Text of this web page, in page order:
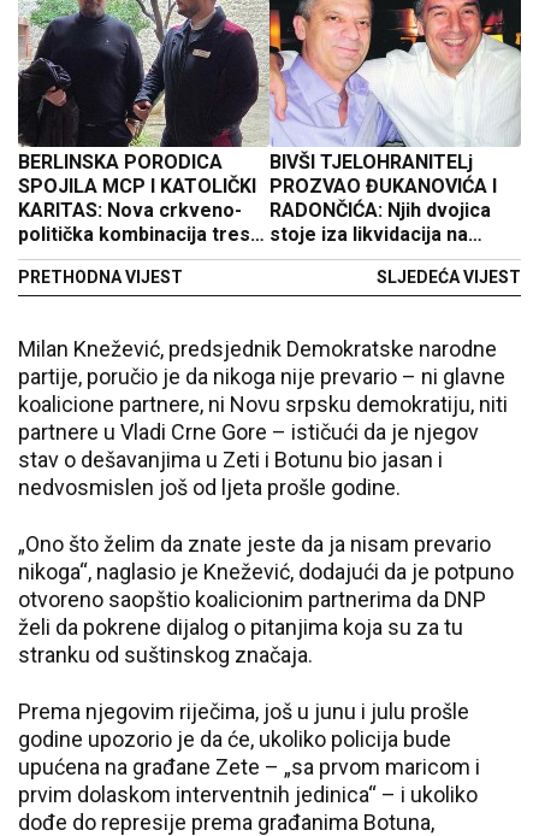
BERLINSKA PORODICA
SPOJILA MCP I KATOLIČKI
KARITAS: Nova crkveno-
politička kombinacija trese
Crnu Goru
PRETHODNA VIJEST
BIVŠI TJELOHRANITELj
PROZVAO ĐUKANOVIĆA I
RADONČIĆA: Njih dvojica
stoje iza likvidacija na
Balkanu i vođe su narko
SLJEDEĆA VIJEST
Milan Knežević, predsjednik Demokratske narodne
partije, poručio je da nikoga nije prevario – ni glavne
koalicione partnere, ni Novu srpsku demokratiju, niti
partnere u Vladi Crne Gore – ističući da je njegov
stav o dešavanjima u Zeti i Botunu bio jasan i
nedvosmislen još od ljeta prošle godine.
„Ono što želim da znate jeste da ja nisam prevario
nikoga“, naglasio je Knežević, dodajući da je potpuno
otvoreno saopštio koalicionim partnerima da DNP
želi da pokrene dijalog o pitanjima koja su za tu
stranku od suštinskog značaja.
Prema njegovim riječima, još u junu i julu prošle
godine upozorio je da će, ukoliko policija bude
upućena na građane Zete – „sa prvom maricom i
prvim dolaskom interventnih jedinica“ – i ukoliko
dođe do represije prema građanima Botuna,